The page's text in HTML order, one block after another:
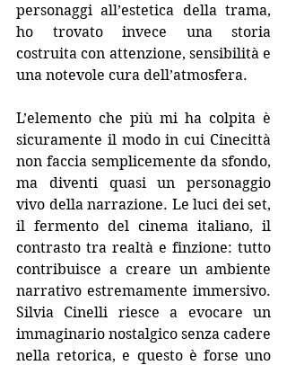
personaggi all’estetica della trama,
ho trovato invece una storia
costruita con attenzione, sensibilità e
una notevole cura dell’atmosfera.
L’elemento che più mi ha colpita è
sicuramente il modo in cui Cinecittà
non faccia semplicemente da sfondo,
ma diventi quasi un personaggio
vivo della narrazione. Le luci dei set,
il fermento del cinema italiano, il
contrasto tra realtà e finzione: tutto
contribuisce a creare un ambiente
narrativo estremamente immersivo.
Silvia Cinelli riesce a evocare un
immaginario nostalgico senza cadere
nella retorica, e questo è forse uno